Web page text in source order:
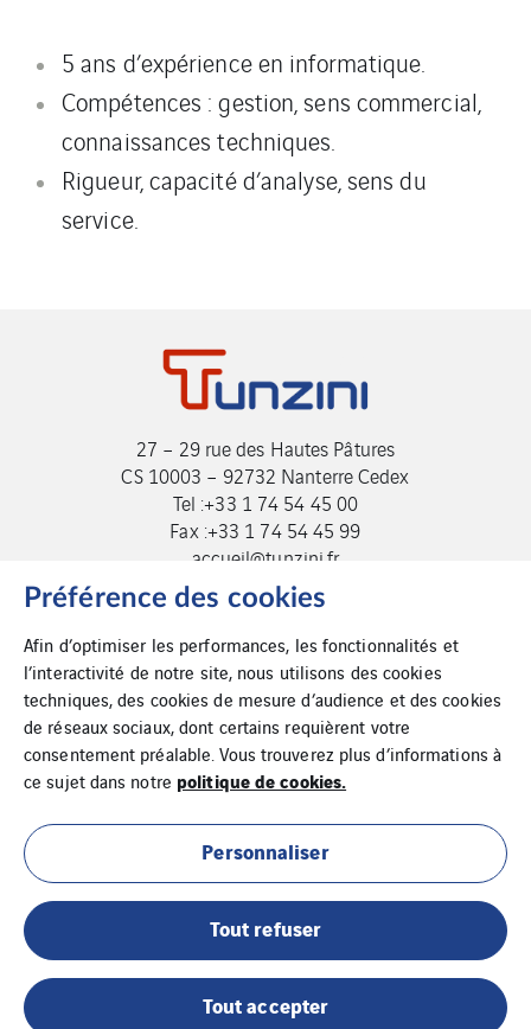
5 ans d’expérience en informatique.
Compétences : gestion, sens commercial,
connaissances techniques.
Rigueur, capacité d’analyse, sens du
service.
27 – 29 rue des Hautes Pâtures
CS 10003 – 92732 Nanterre Cedex
Tel :+33 1 74 54 45 00
Fax :+33 1 74 54 45 99
accueil@tunzini.fr
Cookies
Mentions légales
Préférence des cookies
Afin d’optimiser les performances, les fonctionnalités et
l’interactivité de notre site, nous utilisons des cookies
techniques, des cookies de mesure d’audience et des cookies
de réseaux sociaux, dont certains requièrent votre
consentement préalable. Vous trouverez plus d’informations à
ce sujet dans notre politique de cookies.
Personnaliser
Tout refuser
Tout accepter